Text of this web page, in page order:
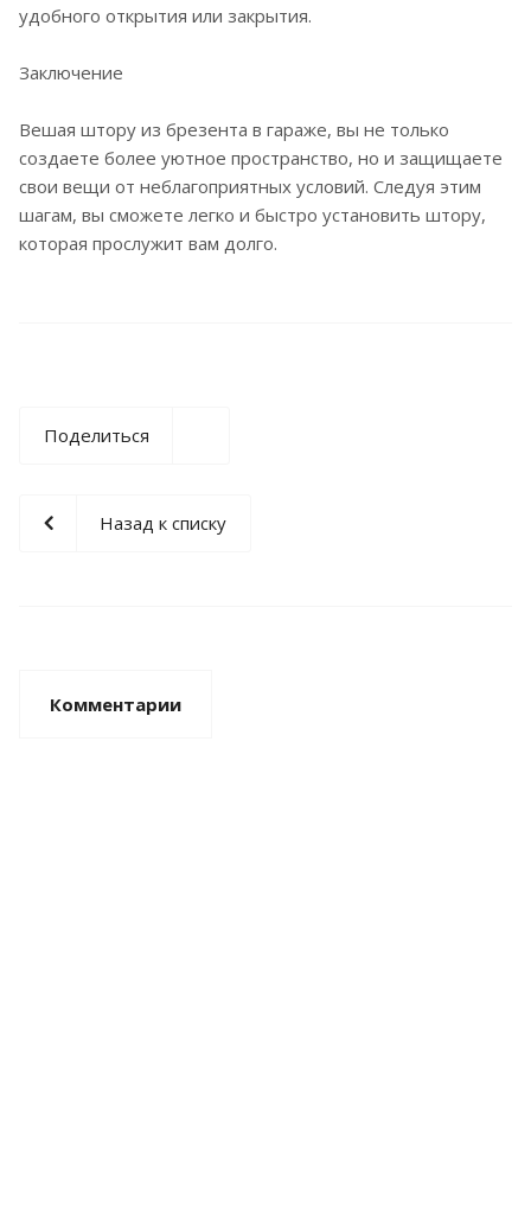
удобного открытия или закрытия.
Заключение
Вешая штору из брезента в гараже, вы не только
создаете более уютное пространство, но и защищаете
свои вещи от неблагоприятных условий. Следуя этим
шагам, вы сможете легко и быстро установить штору,
которая прослужит вам долго.
Поделиться
Назад к списку
Комментарии